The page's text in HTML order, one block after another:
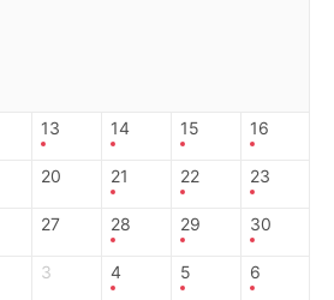
13 14 15 16
20 21 22 23
27 28 29 30
3 4 5 6